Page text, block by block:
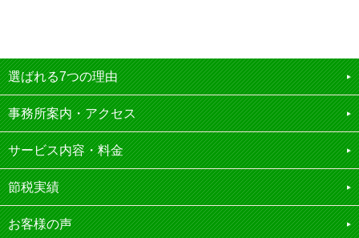
選ばれる7つの理由
事務所案内・アクセス
サービス内容・料金
節税実績
お客様の声